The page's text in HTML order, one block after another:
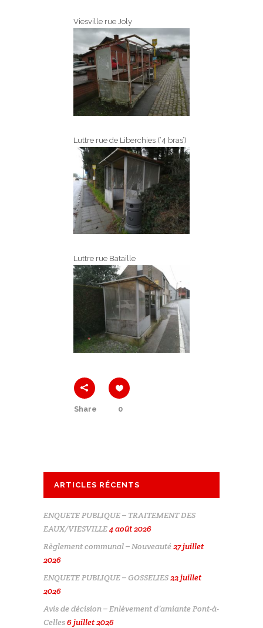
Viesville rue Joly
Luttre rue de Liberchies (‘4 bras’)
Luttre rue Bataille
Share 0
ARTICLES RÉCENTS
ENQUETE PUBLIQUE – TRAITEMENT DES
EAUX/VIESVILLE4 août 2026
Règlement communal – Nouveauté27 juillet
2026
ENQUETE PUBLIQUE – GOSSELIES22 juillet
2026
Avis de décision – Enlèvement d’amiante Pont-à-
Celles6 juillet 2026